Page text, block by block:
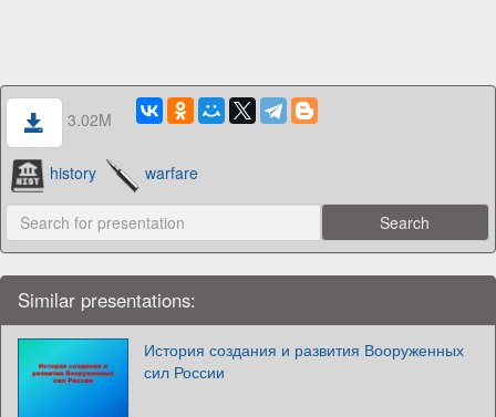
3.02M
history warfare
Similar presentations:
История создания и развития Вооруженных
сил России